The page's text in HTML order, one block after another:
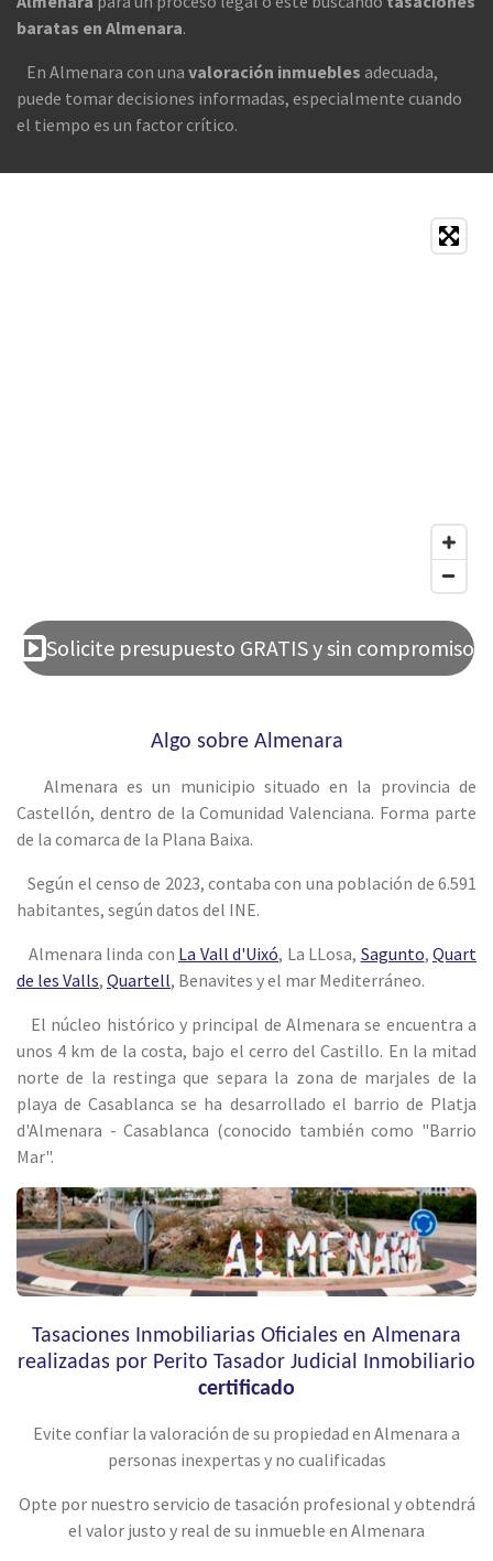
baratas en Almenara.
En Almenara con una valoración inmuebles adecuada,
puede tomar decisiones informadas, especialmente cuando
el tiempo es un factor crítico.
Solicite presupuesto GRATIS y sin compromiso
Algo sobre Almenara
Almenara es un municipio situado en la provincia de
Castellón, dentro de la Comunidad Valenciana. Forma parte
de la comarca de la Plana Baixa.
Según el censo de 2023, contaba con una población de 6.591
habitantes, según datos del INE.
Almenara linda con La Vall d'Uixó, La LLosa, Sagunto, Quart
de les Valls, Quartell, Benavites y el mar Mediterráneo.
El núcleo histórico y principal de Almenara se encuentra a
unos 4 km de la costa, bajo el cerro del Castillo. En la mitad
norte de la restinga que separa la zona de marjales de la
playa de Casablanca se ha desarrollado el barrio de Platja
d'Almenara - Casablanca (conocido también como "Barrio
Mar".
Tasaciones Inmobiliarias Oficiales en Almenara
realizadas por Perito Tasador Judicial Inmobiliario
certificado
Evite confiar la valoración de su propiedad en Almenara a
personas inexpertas y no cualificadas
Opte por nuestro servicio de tasación profesional y obtendrá
el valor justo y real de su inmueble en Almenara